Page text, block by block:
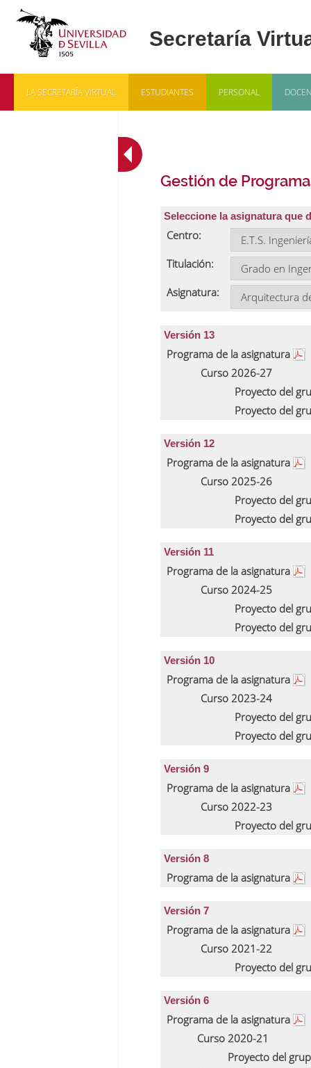
LA SECRETARÍA VIRTUAL ESTUDIANTES PERSONAL
Gestión de
Seleccione la asignatura que
Centro:
Titulación:
Asignatura:
Versión 13
Programa de la asignatura
Curso 2026-27
Proyecto del
Proyecto del
Versión 12
Programa de la asignatura
Curso 2025-26
Proyecto del
Proyecto del
Versión 11
Programa de la asignatura
Curso 2024-25
Proyecto del
Proyecto del
Versión 10
Programa de la asignatura
Curso 2023-24
Proyecto del
Proyecto del
Versión 9
Programa de la asignatura
Curso 2022-23
Proyecto del
Versión 8
Programa de la asignatura
Versión 7
Programa de la asignatura
Curso 2021-22
Proyecto del
Versión 6
Programa de la asignatura
Curso 2020-21
Proyecto del